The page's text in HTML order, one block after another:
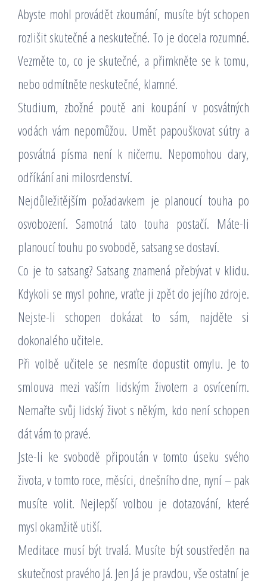
Abyste mohl provádět zkoumání, musíte být schopen
rozlišit skutečné a neskutečné. To je docela rozumné.
Vezměte to, co je skutečné, a přimkněte se k tomu,
nebo odmítněte neskutečné, klamné.
Studium, zbožné poutě ani koupání v posvátných
vodách vám nepomůžou. Umět papouškovat sútry a
posvátná písma není k ničemu. Nepomohou dary,
odříkání ani milosrdenství.
Nejdůležitějším požadavkem je planoucí touha po
osvobození. Samotná tato touha postačí. Máte-li
planoucí touhu po svobodě, satsang se dostaví.
Co je to satsang? Satsang znamená přebývat v klidu.
Kdykoli se mysl pohne, vraťte ji zpět do jejího zdroje.
Nejste-li schopen dokázat to sám, najděte si
dokonalého učitele.
Při volbě učitele se nesmíte dopustit omylu. Je to
smlouva mezi vaším lidským životem a osvícením.
Nemařte svůj lidský život s někým, kdo není schopen
dát vám to pravé.
Jste-li ke svobodě připoután v tomto úseku svého
života, v tomto roce, měsíci, dnešního dne, nyní – pak
musíte volit. Nejlepší volbou je dotazování, které
mysl okamžitě utiší.
Meditace musí být trvalá. Musíte být soustředěn na
skutečnost pravého Já. Jen Já je pravdou, vše ostatní je